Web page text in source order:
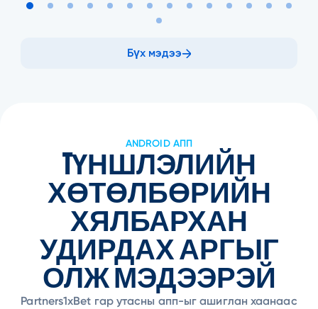
Бүх мэдээ
ANDROID АПП
TҮНШЛЭЛИЙН
ХӨТӨЛБӨРИЙН
ХЯЛБАРХАН
УДИРДАХ АРГЫГ
ОЛЖ МЭДЭЭРЭЙ
Partners1xBet гар утасны апп-ыг ашиглан хаанаас